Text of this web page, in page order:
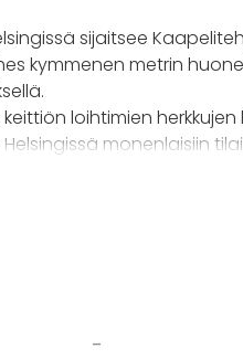
sijaitsee
kymmenen metrin
loihtimien herkkujen
monenlaisiin
tilausravintolaa tai
mieleen.
mahdollistaa myös
-